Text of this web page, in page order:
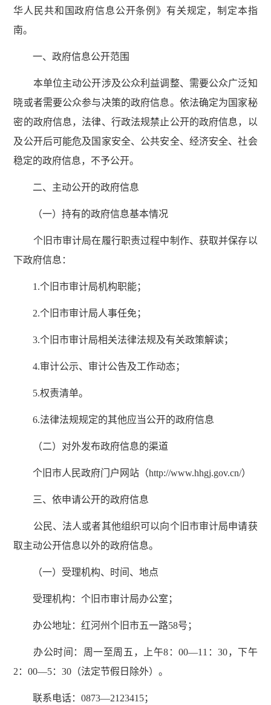
华人民共和国政府信息公开条例》有关规定，制定本指
南。
一、政府信息公开范围
本单位主动公开涉及公众利益调整、需要公众广泛知
晓或者需要公众参与决策的政府信息。依法确定为国家秘
密的政府信息，法律、行政法规禁止公开的政府信息，以
及公开后可能危及国家安全、公共安全、经济安全、社会
稳定的政府信息，不予公开。
二、主动公开的政府信息
（一）持有的政府信息基本情况
个旧市审计局在履行职责过程中制作、获取并保存以
下政府信息：
1.个旧市审计局机构职能；
2.个旧市审计局人事任免；
3.个旧市审计局相关法律法规及有关政策解读；
4.审计公示、审计公告及工作动态；
5.权责清单。
6.法律法规规定的其他应当公开的政府信息
（二）对外发布政府信息的渠道
个旧市人民政府门户网站（http://www.hhgj.gov.cn/）
三、依申请公开的政府信息
公民、法人或者其他组织可以向个旧市审计局申请获
取主动公开信息以外的政府信息。
（一）受理机构、时间、地点
受理机构：个旧市审计局办公室；
办公地址：红河州个旧市五一路58号；
办公时间：周一至周五，上午8：00—11：30，下午
2：00—5：30（法定节假日除外）。
联系电话：0873—2123415；